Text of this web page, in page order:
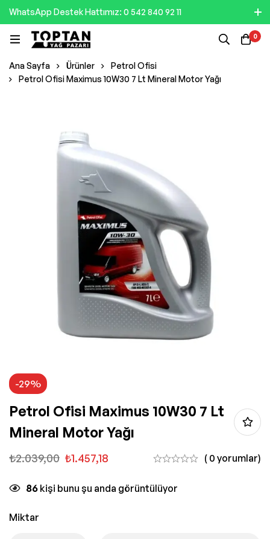
WhatsApp Destek Hattımız: 0 542 840 92 11
0
Ana Sayfa Ürünler
Petrol Ofisi
Petrol Ofisi Maximus 10W30 7 Lt Mineral Motor Yağı
-29%
Petrol Ofisi Maximus 10W30 7 Lt
Mineral Motor Yağı
₺2.039,00 ₺1.457,18 ( 0 yorumlar)
86 kişi bunu şu anda görüntülüyor
Miktar